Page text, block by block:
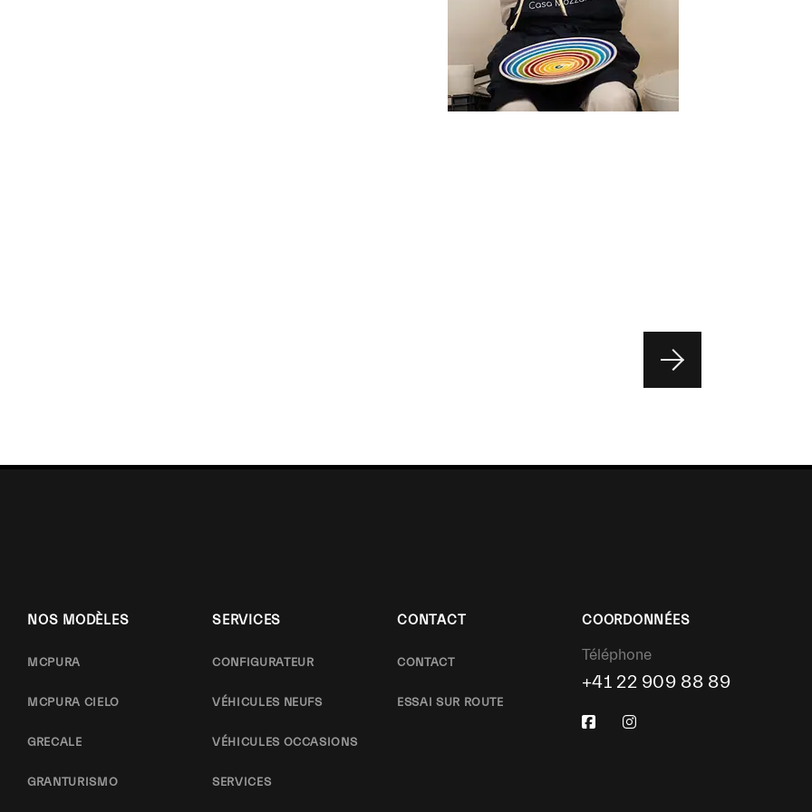
NOS MODÈLES
MCPURA
MCPURA CIELO
GRECALE
GRANTURISMO
SERVICES
CONFIGURATEUR
VÉHICULES NEUFS
VÉHICULES OCCASIONS
SERVICES
CONTACT
CONTACT
ESSAI SUR ROUTE
COORDONNÉES
Téléphone
+41 22 909 88 89